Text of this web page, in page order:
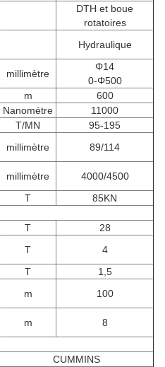
DTH et boue
rotatoires
Hydraulique
millimètre
Φ14
0-Φ500
m
600
Nanomètre
11000
T/MN
95-195
millimètre 89/114
millimètre
4000/4500
T
85KN
T
28
T
4
T
1,5
m 100
m
8
CUMMINS